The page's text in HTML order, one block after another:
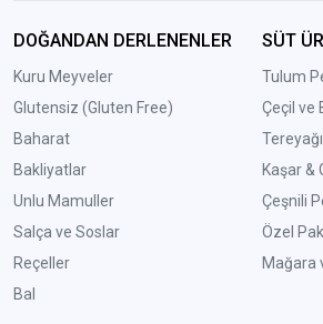
DOĞANDAN DERLENENLER
Kuru Meyveler
Glutensiz (Gluten Free)
Baharat
Bakliyatlar
Unlu Mamuller
Salça ve Soslar
Reçeller
Bal
SÜT
Tulum
Çeçil ve
Tereyağı
Kaşar &
Çeşnili
Özel
Mağara